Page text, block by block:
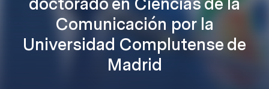
Comunicación por la
Universidad Complutense de
Madrid